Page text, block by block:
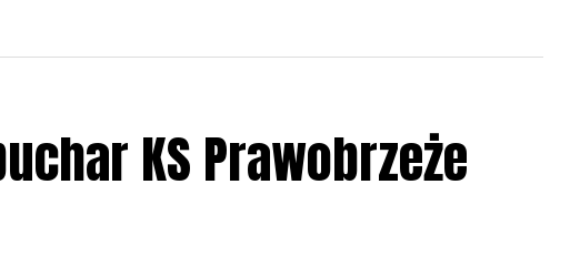
KS Prawobrzeże